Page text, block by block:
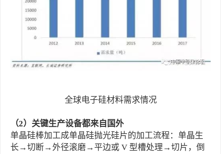
全球电子硅材料需求情况
（2）关键生产设备都来自国外
单晶硅棒加工成单晶硅抛光硅片的加工流程：单晶生
长→切断→外径滚磨→平边或 V 型槽处理→切片，倒